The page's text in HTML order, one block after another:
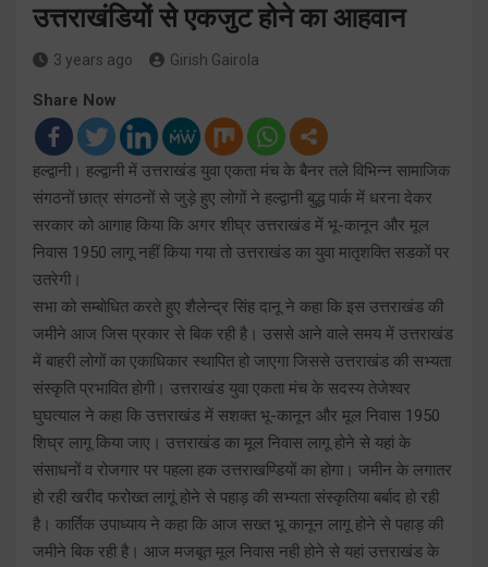
उत्तराखंडियों से एकजुट होने का आहवान
3 years ago Girish Gairola
Share Now
हल्द्वानी। हल्द्वानी में उत्तराखंड युवा एकता मंच के बैनर तले विभिन्न सामाजिक
संगठनों छात्र संगठनों से जुड़े हुए लोगों ने हल्द्वानी बुद्ध पार्क में धरना देकर
सरकार को आगाह किया कि अगर शीघ्र उत्तराखंड में भू-कानून और मूल
निवास 1950 लागू नहीं किया गया तो उत्तराखंड का युवा मातृशक्ति सडकों पर
उतरेगी।
सभा को सम्बोधित करते हुए शैलेन्द्र सिंह दानू ने कहा कि इस उत्तराखंड की
जमीने आज जिस प्रकार से बिक रही है। उससे आने वाले समय में उत्तराखंड
में बाहरी लोगों का एकाधिकार स्थापित हो जाएगा जिससे उत्तराखंड की सभ्यता
संस्कृति प्रभावित होगी। उत्तराखंड युवा एकता मंच के सदस्य तेजेश्वर
घुघत्याल ने कहा कि उत्तराखंड में सशक्त भू-कानून और मूल निवास 1950
शिघ्र लागू किया जाए। उत्तराखंड का मूल निवास लागू होने से यहां के
संसाधनों व रोजगार पर पहला हक उत्तराखण्डियों का होगा। जमीन के लगातर
हो रही खरीद फरोख्त लागूं होने से पहाड़ की सभ्यता संस्कृतिया बर्बाद हो रही
है। कार्तिक उपाध्याय ने कहा कि आज सख्त भू कानून लागू होने से पहाड़ की
जमीने बिक रही है। आज मजबूत मूल निवास नही होने से यहां उत्तराखंड के